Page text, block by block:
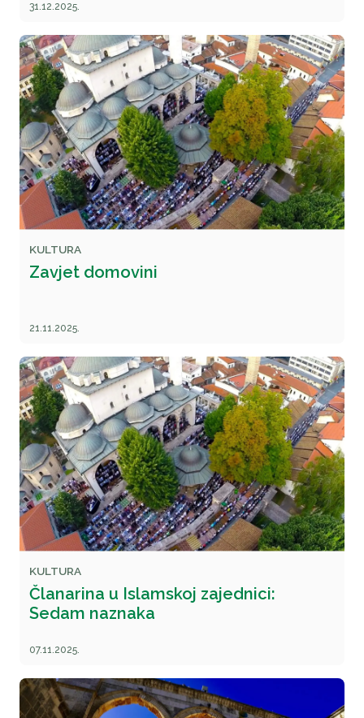
31.12.2025.
KULTURA
Zavjet domovini
21.11.2025.
KULTURA
Članarina u Islamskoj zajednici:
Sedam naznaka
07.11.2025.